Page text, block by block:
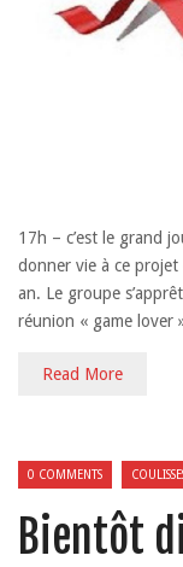
17h – c’est le grand
donner vie à ce projet
an. Le groupe
réunion « game lover
Read More
0 COMMENTS
Bientôt